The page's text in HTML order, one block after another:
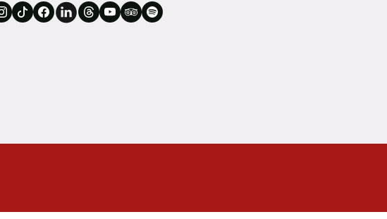
Acesse o Instagram do Museu das Culturas Indígenas
Acesse o TikTok do Museu das Culturas Indígenas
Acesse o Facebook do Museu das Culturas Indígenas
Acesse o Linkedin do Museu das Culturas Indígenas
Acesse o Threads do Museu das Culturas Indígenas
Acesse o YouTube do Museu das Culturas Indígenas
Acesse o Tripadvisor do Museu das Culturas
Acesse o Spotify do Museu das Culturas